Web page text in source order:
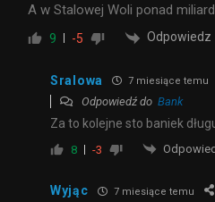
A w Stalowej Woli ponad
9 -5 Odpowiedz
Sralowa 7 miesiące temu
Odpowiedź do Bank
Za to kolejne sto baniek
8 -3
Wyjąc 7 miesiące temu